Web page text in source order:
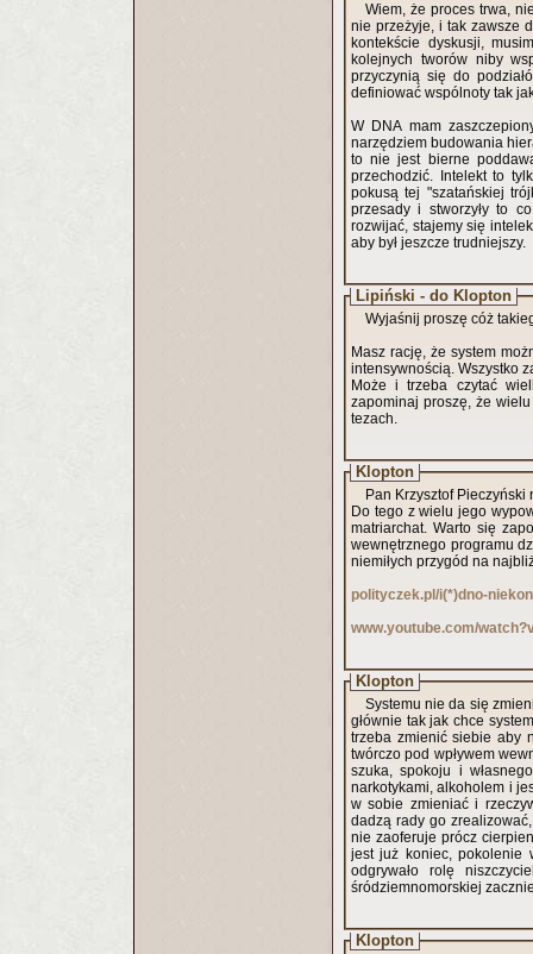
Wiem, że proces trwa,
nie przeżyje, i tak zawsze
kontekście dyskusji,
kolejnych tworów niby
przyczynią się do
definiować wspólnoty tak
W DNA mam
narzędziem budowania
to nie jest bierne
przechodzić. Intelekt to
pokusą tej "szatańskiej
przesady i stworzyły to
rozwijać, stajemy się
aby był jeszcze trudniejszy.
Lipiński - do Klopton
Wyjaśnij proszę cóż
Masz rację, że system
intensywnością. Wszystko
Może i trzeba czytać
zapominaj proszę, że
tezach.
Klopton
Pan Krzysztof Pieczyński
Do tego z wielu jego
matriarchat. Warto się
wewnętrznego programu
niemiłych przygód na
polityczek.pl/i(*)dno-
www.youtube.com/
Klopton
Systemu nie da się
głównie tak jak chce
trzeba zmienić siebie aby
twórczo pod wpływem
szuka, spokoju i własnego
narkotykami, alkoholem i
w sobie zmieniać i
dadzą rady go
nie zaoferuje prócz
jest już koniec, pokolenie
odgrywało rolę
śródziemnomorskiej
Klopton